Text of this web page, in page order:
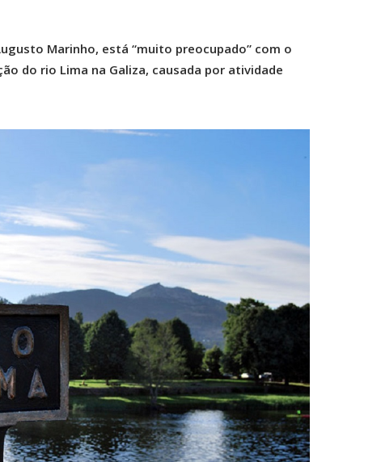
Marinho, está “muito preocupado” com o
do rio Lima na Galiza, causada por atividade